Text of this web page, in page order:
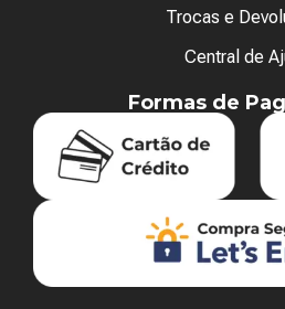
Trocas e
Central de
Formas de